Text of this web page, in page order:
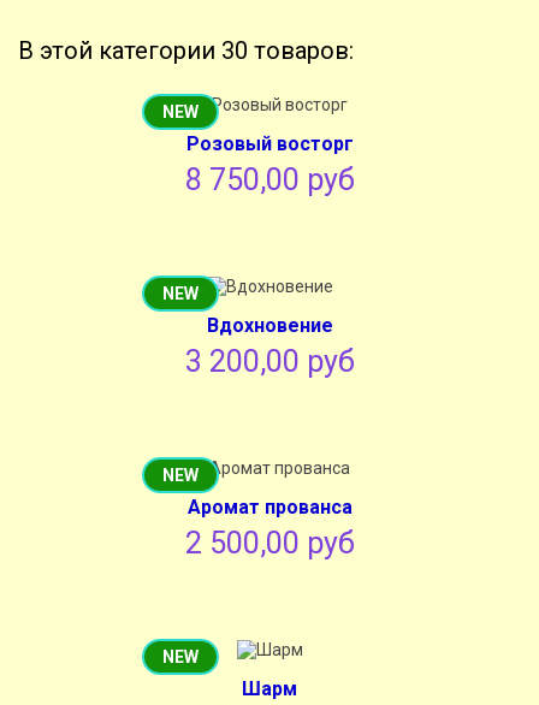
В этой категории 30 товаров:
NEW
Розовый восторг
8 750,00 руб
NEW
Вдохновение
3 200,00 руб
NEW
Аромат прованса
2 500,00 руб
NEW
Шарм